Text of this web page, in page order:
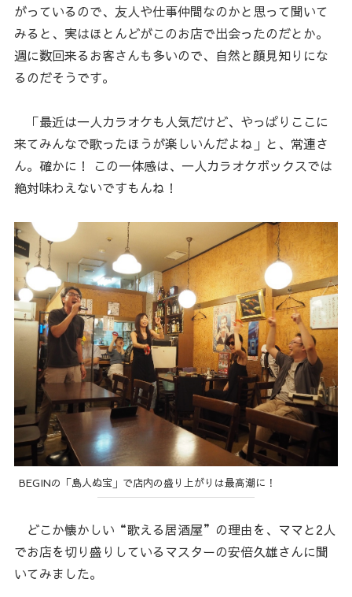
がっているので、友人や仕事仲間なのかと思って聞いて
みると、実はほとんどがこのお店で出会ったのだとか。
週に数回来るお客さんも多いので、自然と顔見知りにな
るのだそうです。
「最近は一人カラオケも人気だけど、やっぱりここに
来てみんなで歌ったほうが楽しいんだよね」と、常連さ
ん。確かに！ この一体感は、一人カラオケボックスでは
絶対味わえないですもんね！
BEGINの「島人ぬ宝」で店内の盛り上がりは最高潮に！
どこか懐かしい“歌える居酒屋”の理由を、ママと2人
でお店を切り盛りしているマスターの安倍久雄さんに聞
いてみました。